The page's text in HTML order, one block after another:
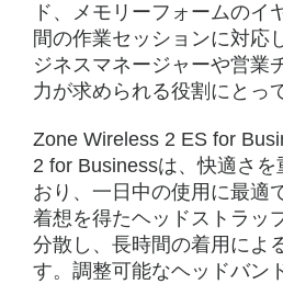
ド、メモリーフォームのイ
間の作業セッションに対応
ジネスマネージャーや営業
力が求められる役割にとっ
Zone Wireless 2 ES for
2 for Businessは、快適さ
おり、一日中の使用に最適
着想を得たヘッドストラッ
分散し、長時間の着用によ
す。調整可能なヘッドバン